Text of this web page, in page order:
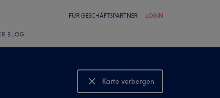
FÜR GESCHÄFTSPARTNER LOGIN
BLOG
Karte verbergen
Karte anzeigen